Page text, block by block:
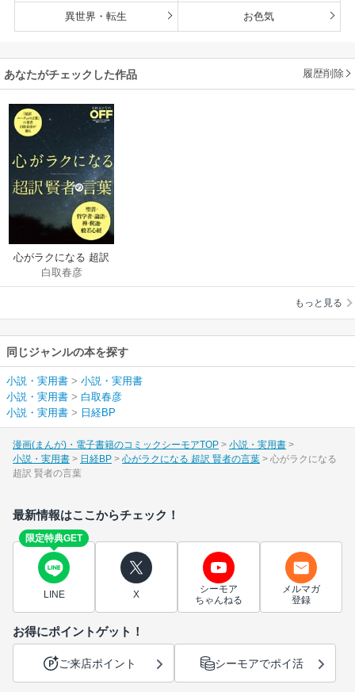
異世界・転生 お色気
あなたがチェックした作品 履歴削除
心がラクになる 超訳
賢者の言葉
白取春彦
もっと見る
同じジャンルの本を探す
小説・実用書 > 小説・実用書
小説・実用書 > 白取春彦
小説・実用書 > 日経BP
漫画(まんが)・電子書籍のコミックシーモアTOP
小説・実用書
小説・実用書
日経BP 心がラクになる 超訳 賢者の言葉
心がラクになる
超訳 賢者の言葉
最新情報はここからチェック！
限定特典GET
LINE X
シーモア
ちゃんねる
メルマガ
登録
お得にポイントゲット！
ご来店ポイント シーモアでポイ活